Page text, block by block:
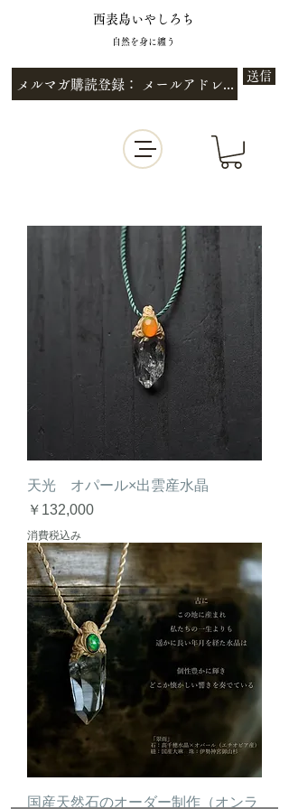
西表島いやしろち
自然を身に纏う
送信
天光 オパール×出雲産水晶
価格
￥132,000
消費税込み
国産天然石のオーダー制作（オンラ